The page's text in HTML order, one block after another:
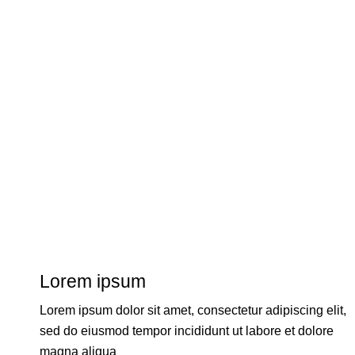
Lorem ipsum
Lorem ipsum dolor sit amet, consectetur adipiscing elit,
sed do eiusmod tempor incididunt ut labore et dolore
magna aliqua